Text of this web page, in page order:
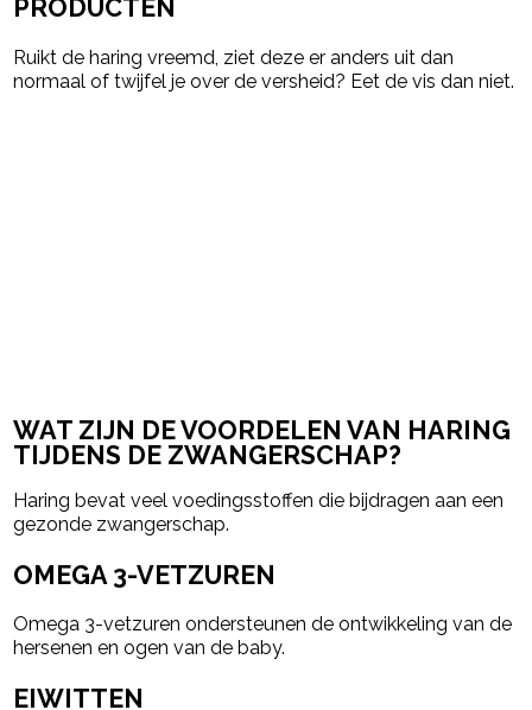
PRODUCTEN
Ruikt de haring vreemd, ziet deze er anders uit dan
normaal of twijfel je over de versheid? Eet de vis dan niet.
WAT ZIJN DE VOORDELEN VAN HARING
TIJDENS DE ZWANGERSCHAP?
Haring bevat veel voedingsstoffen die bijdragen aan een
gezonde zwangerschap.
OMEGA 3-VETZUREN
Omega 3-vetzuren ondersteunen de ontwikkeling van de
hersenen en ogen van de baby.
EIWITTEN